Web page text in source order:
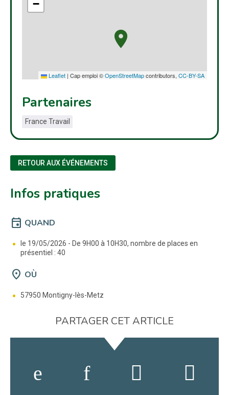
−
Leaflet | Cap emploi ©OpenStreetMapcontributors, CC-BY-SA
Partenaires
France Travail
RETOUR AUX ÉVÉNEMENTS
Infos pratiques
event QUAND
le 19/05/2026 - De 9H00 à 10H30, nombre de places en
présentiel : 40
location_on OÙ
57950 Montigny-lès-Metz
PARTAGER CET ARTICLE